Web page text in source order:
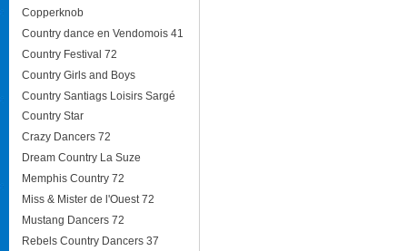
Copperknob
Country dance en Vendomois 41
Country Festival 72
Country Girls and Boys
Country Santiags Loisirs Sargé
Country Star
Crazy Dancers 72
Dream Country La Suze
Memphis Country 72
Miss & Mister de l'Ouest 72
Mustang Dancers 72
Rebels Country Dancers 37